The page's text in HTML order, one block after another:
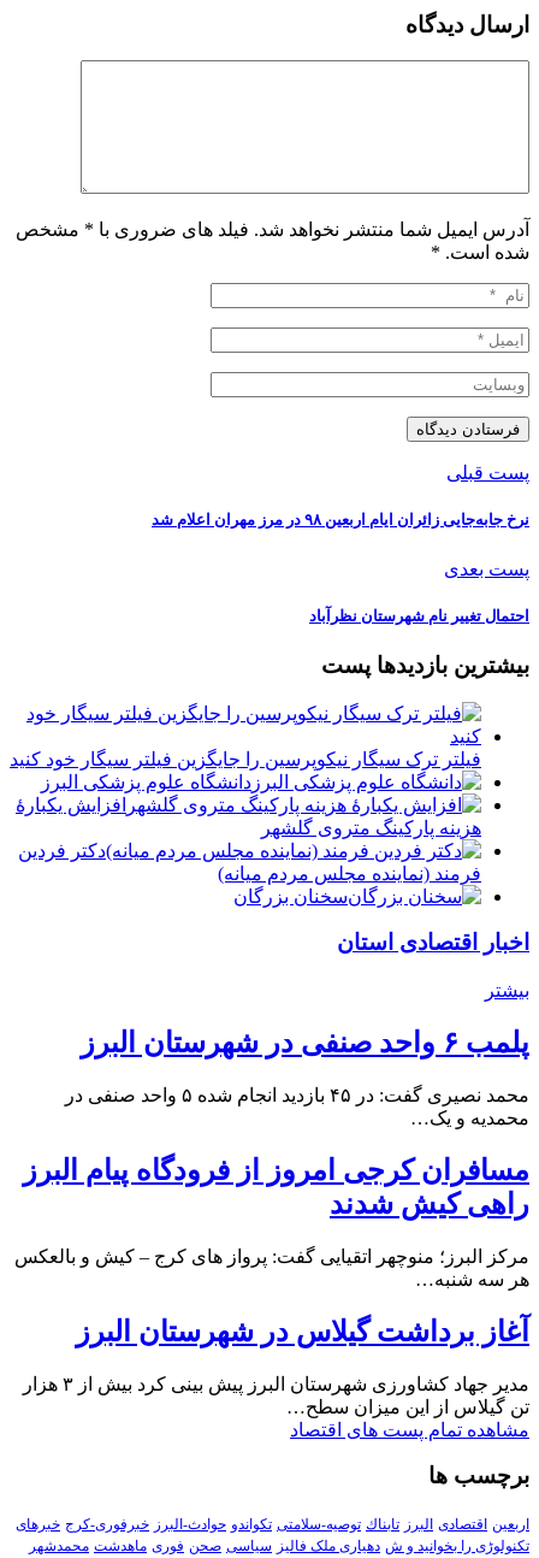
ارسال دیدگاه
آدرس ایمیل شما منتشر نخواهد شد. فیلد های ضروری با * مشخص
شده است. *
پست قبلی
نرخ جابه‌جایی زائران ایام اربعین ۹۸ در مرز مهران اعلام شد
پست بعدی
احتمال تغییر نام شهرستان نظرآباد
بیشترین بازدیدها پست
فیلتر ترک سیگار نیکوپرسین را جایگزین فیلتر سیگار خود کنید
دانشگاه علوم پزشکی البرز
افزایش یکبارۀ
هزینه پارکینگ متروی گلشهر
دكتر فردين
فرمند (نماينده مجلس مردم میانه)
سخنان بزرگان
اخبار اقتصادی استان
بیشتر
پلمب ۶ واحد صنفی در شهرستان البرز
محمد نصیری گفت: در ۴۵ بازدید انجام شده ۵ واحد صنفی در
محمدیه و یک…
مسافران کرجی امروز از فرودگاه پیام البرز
راهی کیش شدند
مرکز البرز؛ منوچهر اتقیایی گفت: پرواز های کرج – کیش و بالعکس
هر سه شنبه…
آغاز برداشت گیلاس در شهرستان البرز
مدیر جهاد کشاورزی شهرستان البرز پیش بینی کرد بیش از ۳ هزار
تن گیلاس از این میزان سطح…
مشاهده تمام پست های اقتصاد
برچسب ها
اربعین اقتصادی البرز تابناك توصیه-سلامتی تکواندو حوادث-البرز خبرفوری-کرج خبرهای
تکنولوڑی را بخوانید و ش دهیاری ملک فالیز سیاسی صحن فوری ماهدشت محمدشهر